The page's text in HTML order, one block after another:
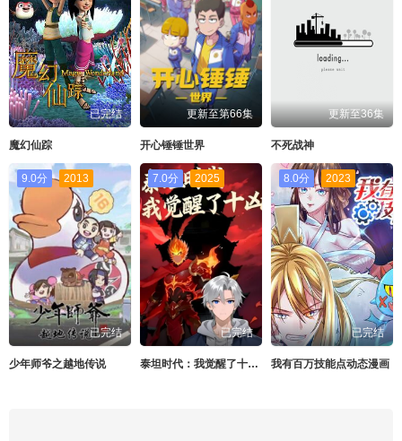
已完结
魔幻仙踪
更新至第66集
开心锤锤世界
更新至36集
不死战神
9.0分 2013
已完结
少年师爷之越地传说
7.0分 2025
已完结
泰坦时代：我觉醒了十凶动态漫画
8.0分 2023
已完结
我有百万技能点动态漫画